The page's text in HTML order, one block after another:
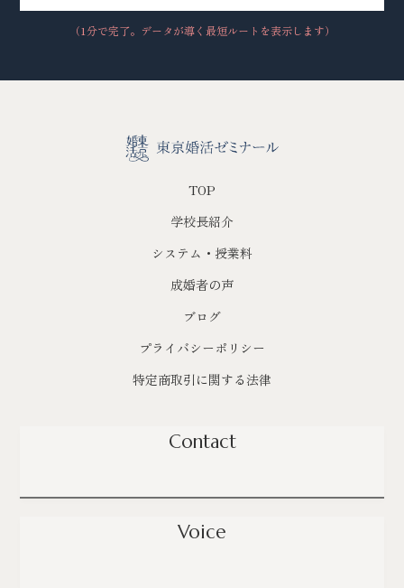
（1分で完了。データが導く最短ルートを表示します）
TOP
学校長紹介
システム・授業料
成婚者の声
ブログ
プライバシーポリシー
特定商取引に関する法律
Contact
Voice